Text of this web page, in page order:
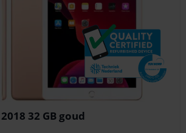
32 GB goud